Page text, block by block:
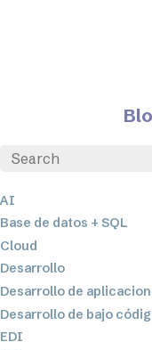
AI
Base de datos + SQL
Cloud
Desarrollo
Desarrollo de
Desarrollo de bajo
EDI